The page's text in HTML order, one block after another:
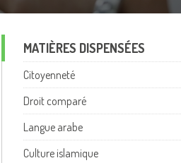
MATIÈRES DISPENSÉES
Citoyenneté
Droit comparé
Langue arabe
Culture islamique